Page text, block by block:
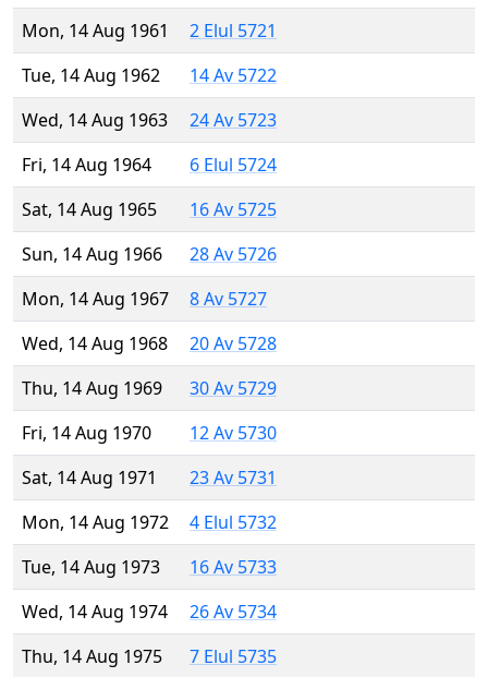
Mon, 14 Aug 1961
2 Elul 5721
Tue, 14 Aug 1962
14 Av 5722
Wed, 14 Aug 1963
24 Av 5723
Fri, 14 Aug 1964
6 Elul 5724
Sat, 14 Aug 1965
16 Av 5725
Sun, 14 Aug 1966
28 Av 5726
Mon, 14 Aug 1967
8 Av 5727
Wed, 14 Aug 1968
20 Av 5728
Thu, 14 Aug 1969
30 Av 5729
Fri, 14 Aug 1970
12 Av 5730
Sat, 14 Aug 1971
23 Av 5731
Mon, 14 Aug 1972
4 Elul 5732
Tue, 14 Aug 1973
16 Av 5733
Wed, 14 Aug 1974
26 Av 5734
Thu, 14 Aug 1975
7 Elul 5735